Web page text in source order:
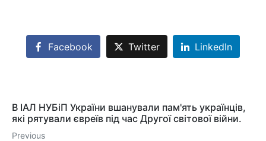
Facebook Twitter LinkedIn
В ІАЛ НУБіП України вшанували пам'ять українців,
які рятували євреїв під час Другої світової війни.
Previous